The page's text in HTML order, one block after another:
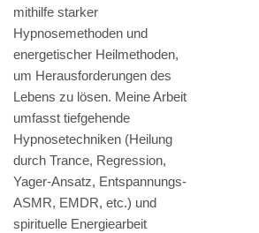
mithilfe starker
Hypnosemethoden und
energetischer Heilmethoden,
um Herausforderungen des
Lebens zu lösen. Meine Arbeit
umfasst tiefgehende
Hypnosetechniken (Heilung
durch Trance, Regression,
Yager-Ansatz, Entspannungs-
ASMR, EMDR, etc.) und
spirituelle Energiearbeit